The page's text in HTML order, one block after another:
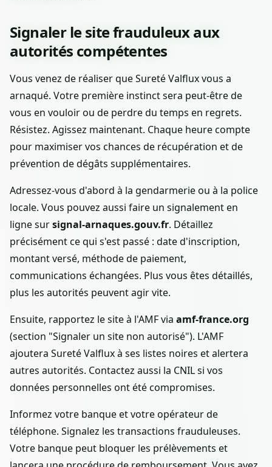
Signaler le site frauduleux aux
autorités compétentes
Vous venez de réaliser que Sureté Valflux vous a
arnaqué. Votre première instinct sera peut-être de
vous en vouloir ou de perdre du temps en regrets.
Résistez. Agissez maintenant. Chaque heure compte
pour maximiser vos chances de récupération et de
prévention de dégâts supplémentaires.
Adressez-vous d'abord à la gendarmerie ou à la police
locale. Vous pouvez aussi faire un signalement en
ligne sursignal-arnaques.gouv.fr. Détaillez
précisément ce qui s'est passé : date d'inscription,
montant versé, méthode de paiement,
communications échangées. Plus vous êtes détaillés,
plus les autorités peuvent agir vite.
Ensuite, rapportez le site à l'AMF via amf-france.org
(section "Signaler un site non autorisé"). L'AMF
ajoutera Sureté Valflux à ses listes noires et alertera
autres autorités. Contactez aussi la CNIL si vos
données personnelles ont été compromises.
Informez votre banque et votre opérateur de
téléphone. Signalez les transactions frauduleuses.
Votre banque peut bloquer les prélèvements et